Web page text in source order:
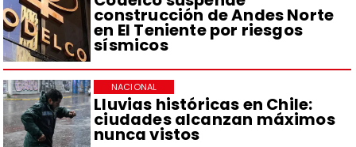
construcción de Andes Norte
en El Teniente por riesgos
sísmicos
Lluvias históricas en Chile:
ciudades alcanzan máximos
nunca vistos
NACIONAL